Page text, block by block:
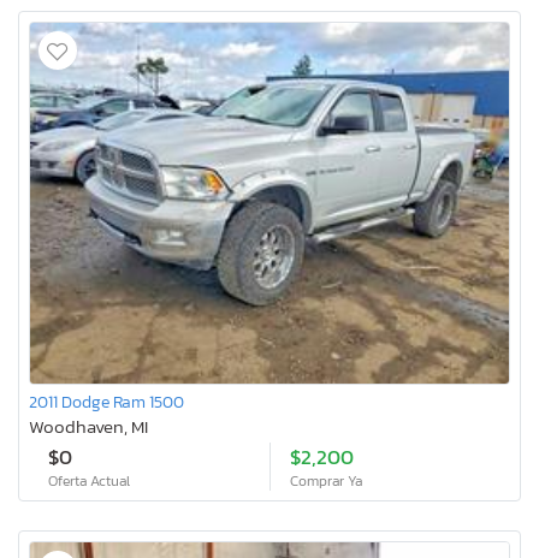
2011 Dodge Ram 1500
Woodhaven, MI
$0
Oferta Actual
$2,200
Comprar Ya